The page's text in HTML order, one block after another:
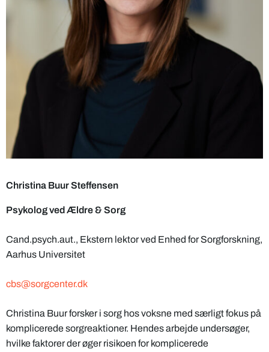
Christina Buur Steffensen
Psykolog ved Ældre & Sorg
Cand.psych.aut., Ekstern lektor ved Enhed for Sorgforskning,
Aarhus Universitet
cbs@sorgcenter.dk
Christina Buur forsker i sorg hos voksne med særligt fokus på
komplicerede sorgreaktioner. Hendes arbejde undersøger,
hvilke faktorer der øger risikoen for komplicerede